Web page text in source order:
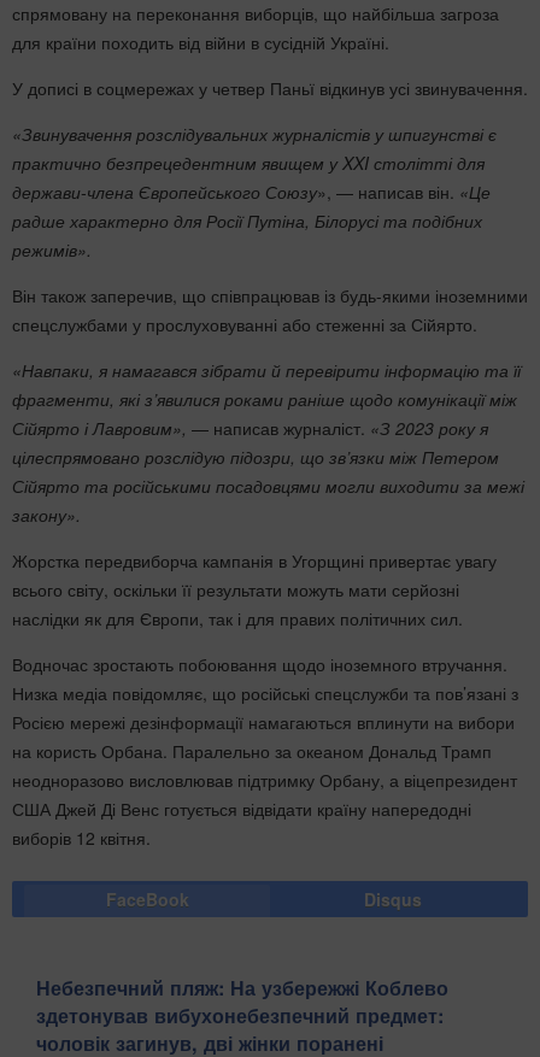
спрямовану на переконання виборців, що найбільша загроза
для країни походить від війни в сусідній Україні.
У дописі в соцмережах у четвер Паньї відкинув усі звинувачення.
«Звинувачення розслідувальних журналістів у шпигунстві є
практично безпрецедентним явищем у XXI столітті для
держави-члена Європейського Союзу», — написав він. «Це
радше характерно для Росії Путіна, Білорусі та подібних
режимів».
Він також заперечив, що співпрацював із будь-якими іноземними
спецслужбами у прослуховуванні або стеженні за Сійярто.
«Навпаки, я намагався зібрати й перевірити інформацію та її
фрагменти, які з’явилися роками раніше щодо комунікації між
Сійярто і Лавровим», — написав журналіст. «З 2023 року я
цілеспрямовано розслідую підозри, що зв’язки між Петером
Сійярто та російськими посадовцями могли виходити за межі
закону».
Жорстка передвиборча кампанія в Угорщині привертає увагу
всього світу, оскільки її результати можуть мати серйозні
наслідки як для Європи, так і для правих політичних сил.
Водночас зростають побоювання щодо іноземного втручання.
Низка медіа повідомляє, що російські спецслужби та пов’язані з
Росією мережі дезінформації намагаються вплинути на вибори
на користь Орбана. Паралельно за океаном Дональд Трамп
неодноразово висловлював підтримку Орбану, а віцепрезидент
США Джей Ді Венс готується відвідати країну напередодні
виборів 12 квітня.
FaceBook Disqus
Небезпечний пляж: На узбережжі Коблево
здетонував вибухонебезпечний предмет:
чоловік загинув, дві жінки поранені